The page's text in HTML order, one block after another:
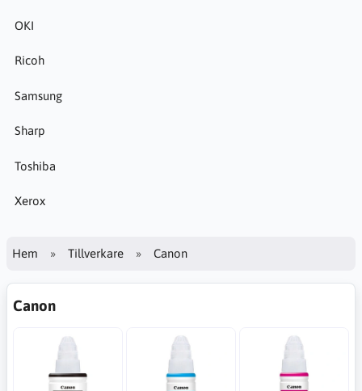
OKI
Ricoh
Samsung
Sharp
Toshiba
Xerox
Hem Tillverkare Canon
Canon